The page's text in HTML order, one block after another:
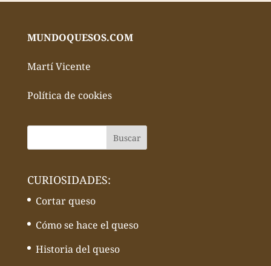
MUNDOQUESOS.COM
Martí Vicente
Política de cookies
CURIOSIDADES:
Cortar queso
Cómo se hace el queso
Historia del queso